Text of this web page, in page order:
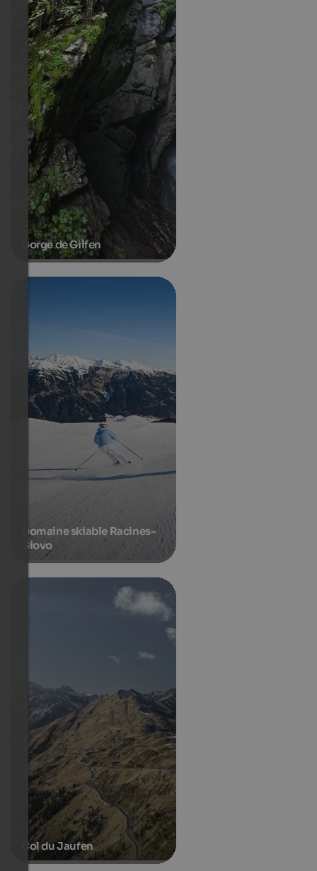
Gorge de Gilfen
Domaine skiable Racines-
Giovo
Col du Jaufen